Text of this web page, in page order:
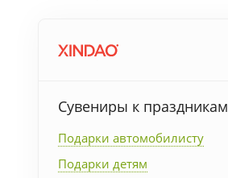
Сувениры к
Упаковка
Подарочные наборы
Сувениры к праздникам
Подарки автомобилисту
Подарки детям